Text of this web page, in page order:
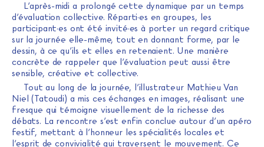
L’après-midi a prolongé cette dynamique par un temps
d’évaluation collective. Réparti·es en groupes, les
participant·es ont été invité·es à porter un regard critique
sur la journée elle-même, tout en donnant forme, par le
dessin, à ce qu’ils et elles en retenaient. Une manière
concrète de rappeler que l’évaluation peut aussi être
sensible, créative et collective.
Tout au long de la journée, l’illustrateur Mathieu Van
Niel (Tatoudi) a mis ces échanges en images, réalisant une
fresque qui témoigne visuellement de la richesse des
débats. La rencontre s’est enfin conclue autour d’un apéro
festif, mettant à l’honneur les spécialités locales et
l’esprit de convivialité qui traversent le mouvement. Ce